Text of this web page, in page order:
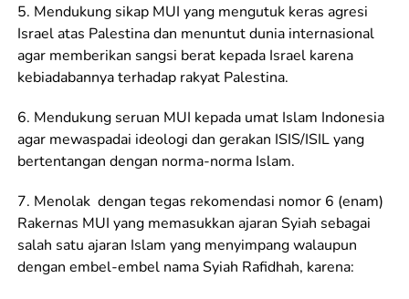
5. Mendukung sikap MUI yang mengutuk keras agresi
Israel atas Palestina dan menuntut dunia internasional
agar memberikan sangsi berat kepada Israel karena
kebiadabannya terhadap rakyat Palestina.
6. Mendukung seruan MUI kepada umat Islam Indonesia
agar mewaspadai ideologi dan gerakan ISIS/ISIL yang
bertentangan dengan norma-norma Islam.
7. Menolak dengan tegas rekomendasi nomor 6 (enam)
Rakernas MUI yang memasukkan ajaran Syiah sebagai
salah satu ajaran Islam yang menyimpang walaupun
dengan embel-embel nama Syiah Rafidhah, karena: